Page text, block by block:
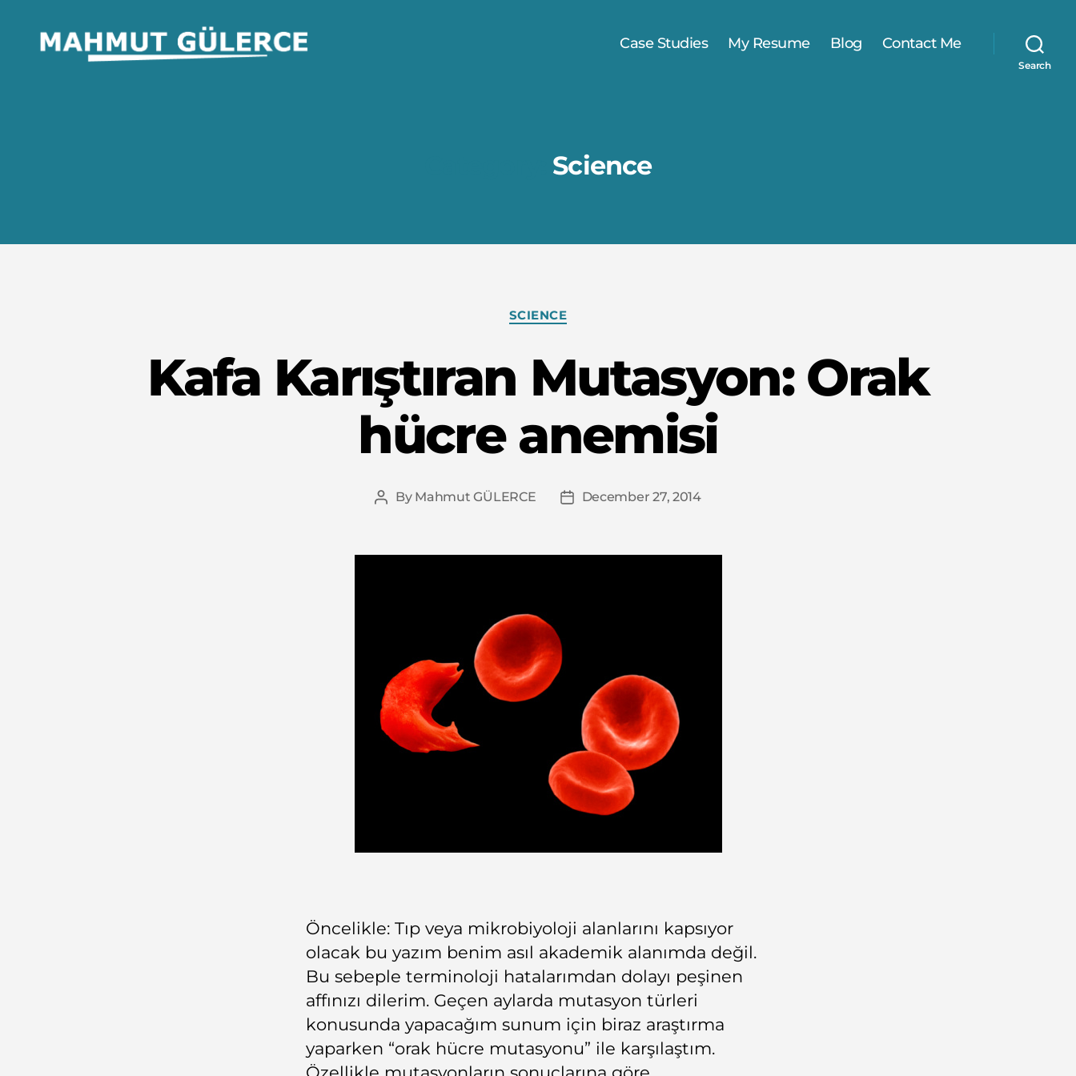
Case Studies My Resume Blog Contact Me
Search
Science
Categories
SCIENCE
Kafa Karıştıran Mutasyon: Orak
hücre anemisi
Post
By Mahmut GÜLERCE
PostDecember 27, 2014
Öncelikle: Tıp veya mikrobiyoloji alanlarını kapsıyor
olacak bu yazım benim asıl akademik alanımda değil.
Bu sebeple terminoloji hatalarımdan dolayı peşinen
affınızı dilerim. Geçen aylarda mutasyon türleri
konusunda yapacağım sunum için biraz araştırma
yaparken “orak hücre mutasyonu” ile karşılaştım.
Özellikle mutasyonların sonuçlarına göre